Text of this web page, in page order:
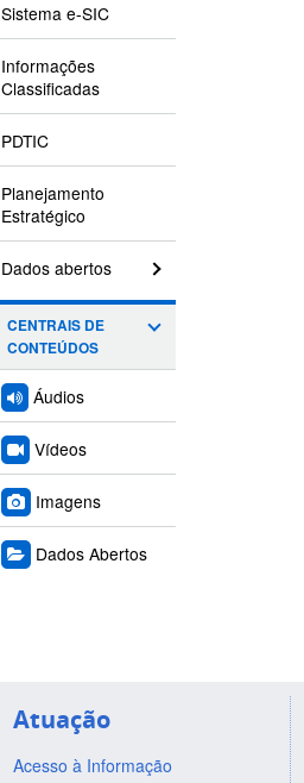
Sistema e-SIC
Informações
Classificadas
PDTIC
Planejamento
Estratégico
Dados abertos
CENTRAIS DE
CONTEÚDOS
Áudios
Vídeos
Imagens
Dados Abertos
Atuação
Acesso à Informação